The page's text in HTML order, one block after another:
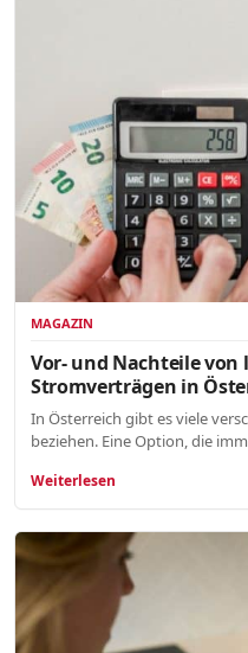
MAGAZIN
Vor- und Nachteile
Stromverträgen in
In Österreich gibt es viele
beziehen. Eine Option, die
Weiterlesen